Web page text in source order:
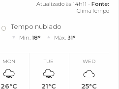
Atualizado às 14h11 - Fonte:
ClimaTempo
Tempo nublado
Mín.18° Máx. 31°
MON
26°C
TUE
21°C
WED
25°C